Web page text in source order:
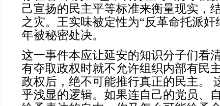
己宣扬的民主平等标准来衡量现实，
之灾。王实味被定性为“反革命托派奸
年被秘密处决。
这一事件本应让延安的知识分子们看
有夺取政权时就不允许组织内部有民
政权后，绝不可能推行真正的民主。
乎浅显的逻辑。如果连自己的党员、